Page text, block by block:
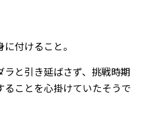
付けること。
と引き延ばさず、挑戦時期
ことを心掛けていたそうで